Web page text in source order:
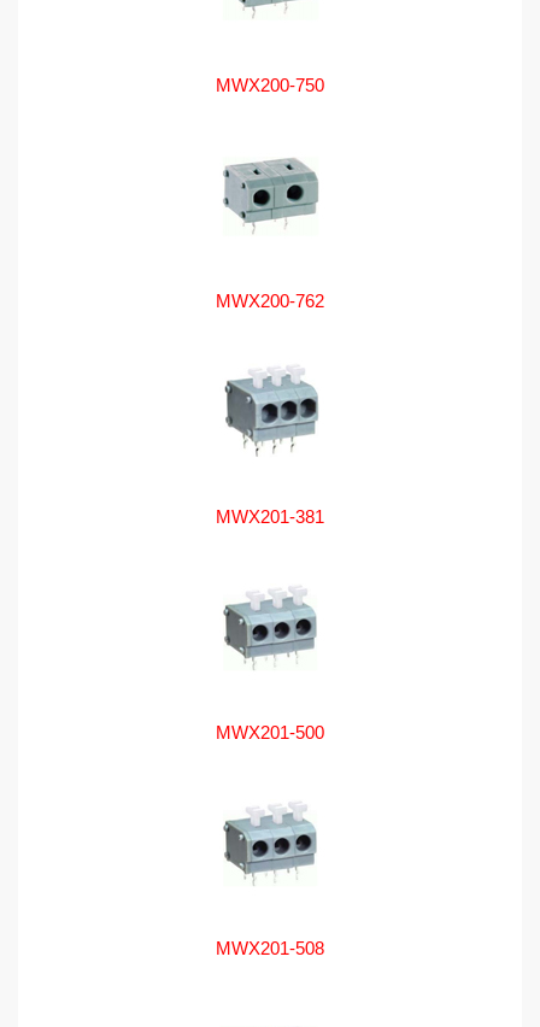
MWX200-750
MWX200-762
MWX201-381
MWX201-500
MWX201-508